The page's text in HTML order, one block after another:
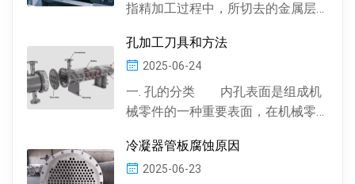
指精加工过程中，所切去的金属层
工余量由精加工一次...
孔加工刀具和方法
2025-06-24
一. 孔的分类 内孔表面是组成机
械零件的一种重要表面，在机械零
有圆柱形孔、...
冷凝器管板腐蚀原因
2025-06-23